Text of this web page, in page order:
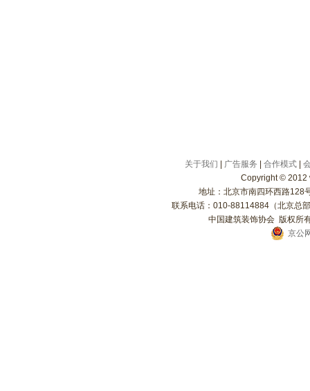
关于我们 广告服务 合作模式|
Copyright© 2012
地址：北京市南四环西路
联系电话：010-88114884（北京
中国建筑装饰协会 版权
京公